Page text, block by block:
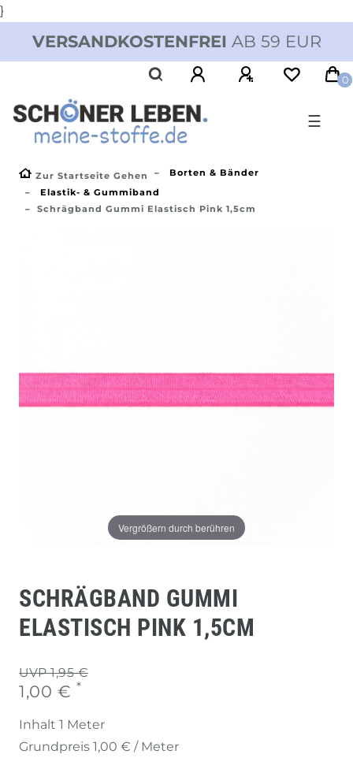
}
VERSANDKOSTENFREI AB 59 EUR
0
☰
Zur Startseite Gehen
Borten & Bänder
Elastik- & Gummiband
Schrägband Gummi Elastisch Pink 1,5cm
Vergrößern durch berühren
SCHRÄGBAND GUMMI
ELASTISCH PINK 1,5CM
UVP 1,95 €
1,00 € *
Inhalt 1 Meter
Grundpreis 1,00 € / Meter